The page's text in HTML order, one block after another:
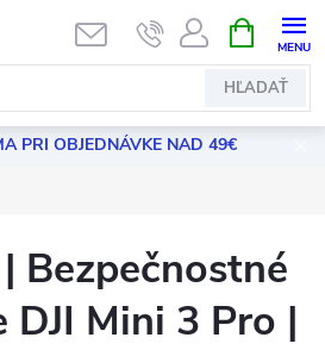
HĽADAŤ
KOŠÍK
PRI OBJEDNÁVKE NAD 49€
Bezpečnostné
DJI Mini 3 Pro |